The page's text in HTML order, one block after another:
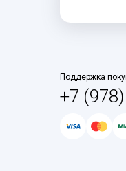
Поддержка
+7